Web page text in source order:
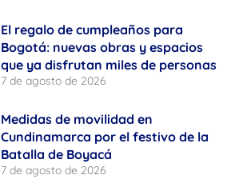
El regalo de cumpleaños para
Bogotá: nuevas obras y espacios
que ya disfrutan miles de personas
7 de agosto de 2026
Medidas de movilidad en
Cundinamarca por el festivo de la
Batalla de Boyacá
7 de agosto de 2026